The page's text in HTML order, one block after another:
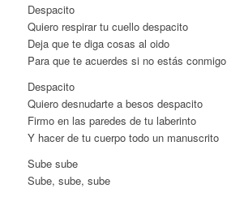
Despacito
Quiero respirar tu cuello despacito
Deja que te diga cosas al oido
Para que te acuerdes si no estás conmigo
Despacito
Quiero desnudarte a besos despacito
Firmo en las paredes de tu laberinto
Y hacer de tu cuerpo todo un manuscrito
Sube sube
Sube, sube, sube